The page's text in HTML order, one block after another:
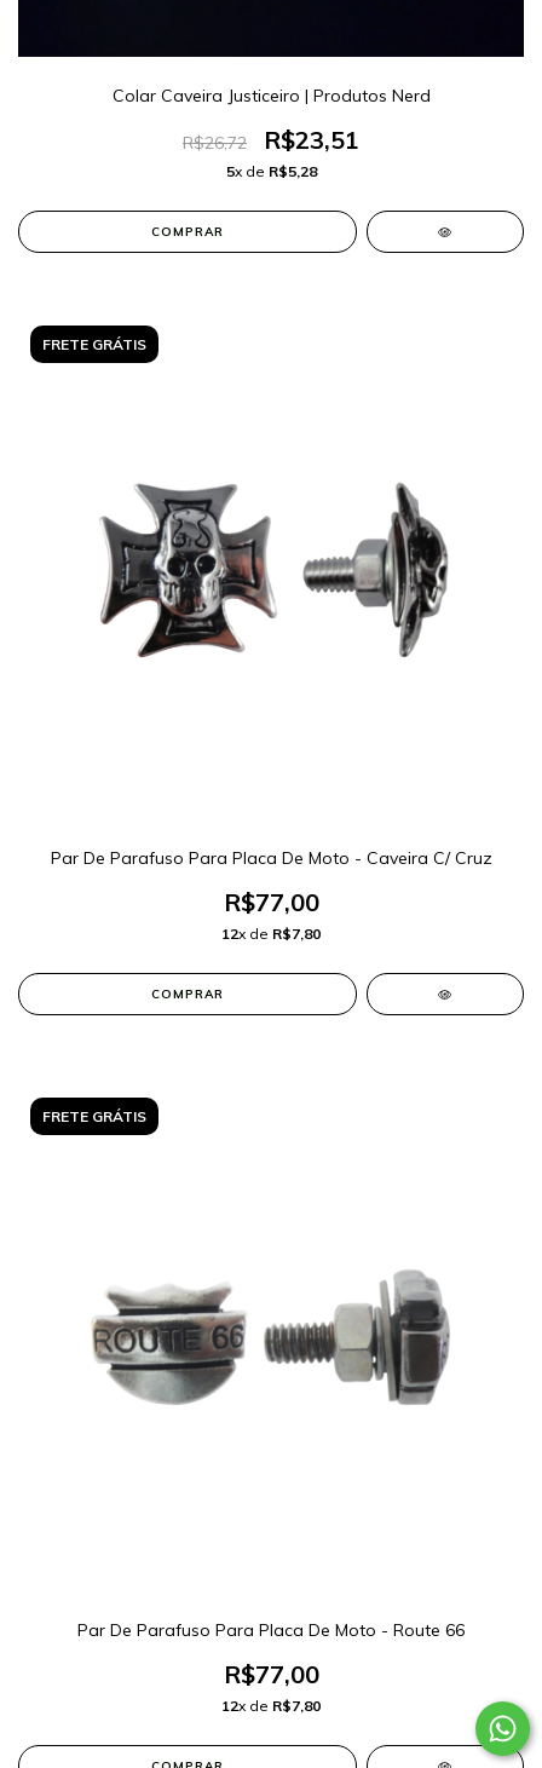
Colar Caveira Justiceiro | Produtos Nerd
R$26,72 R$23,51
5x de R$5,28
COMPRAR
FRETE GRÁTIS
Par De Parafuso Para Placa De Moto - Caveira C/ Cruz
R$77,00
12x de R$7,80
FRETE GRÁTIS
Par De Parafuso Para Placa De Moto - Route 66
R$77,00
12x de R$7,80